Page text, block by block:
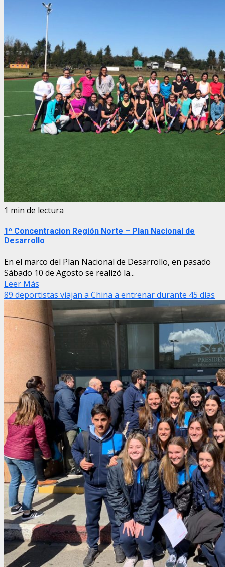
1 min de lectura
1º Concentracion Región Norte – Plan Nacional de
Desarrollo
En el marco del Plan Nacional de Desarrollo, en pasado
Sábado 10 de Agosto se realizó la...
Leer Más
89 deportistas viajan a China a entrenar durante 45 días